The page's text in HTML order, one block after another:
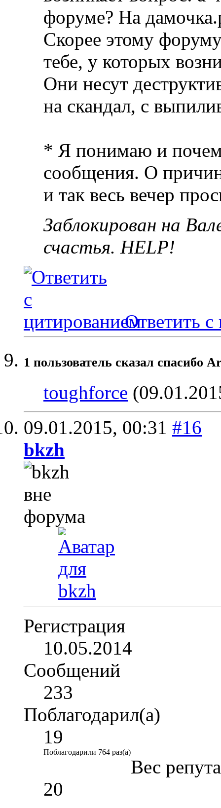
форуме? На
Скорее этому
тебе, у которых
Они несут
на скандал, с
* Я понимаю и
сообщения. О
и так весь вечер
Заблокирован на
счастья. HELP!
Ответить с
1 пользователь сказал cпасибо
toughforce
09.01.2015, 00:31 #16
bkzh
Регистрация
10.05.2014
Сообщений
233
Поблагодарил(а)
19
Поблагодарили 764 раз(а)
Вес
20